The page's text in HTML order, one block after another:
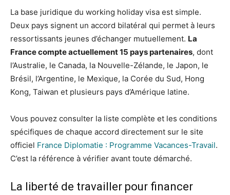
La base juridique du working holiday visa est simple.
Deux pays signent un accord bilatéral qui permet à leurs
ressortissants jeunes d’échanger mutuellement. La
France compte actuellement 15 pays partenaires, dont
l’Australie, le Canada, la Nouvelle-Zélande, le Japon, le
Brésil, l’Argentine, le Mexique, la Corée du Sud, Hong
Kong, Taiwan et plusieurs pays d’Amérique latine.
Vous pouvez consulter la liste complète et les conditions
spécifiques de chaque accord directement sur le site
officiel France Diplomatie : Programme Vacances-Travail.
C’est la référence à vérifier avant toute démarché.
La liberté de travailler pour financer